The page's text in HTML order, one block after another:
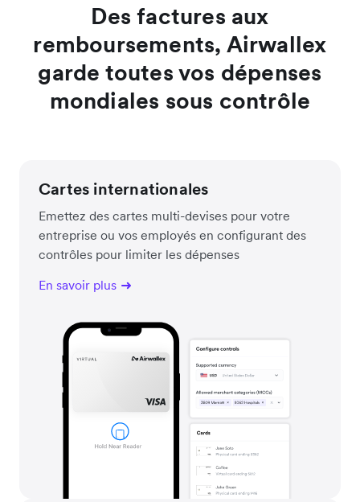
Des factures aux
remboursements, Airwallex
garde toutes vos dépenses
mondiales sous contrôle
Cartes internationales
Emettez des cartes multi-devises pour votre
entreprise ou vos employés en configurant des
contrôles pour limiter les dépenses
En savoir plus